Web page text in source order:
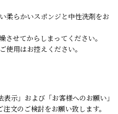
柔らかいスポンジと中性洗剤をお
させてからしまってください。
使用はお控えください。
示」および「お客様へのお願い」
文のご検討をお願い致します。